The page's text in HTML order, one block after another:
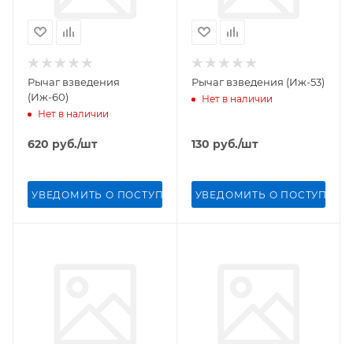
Рычаг взведения
(Иж-60)
Нет в наличии
620 руб./шт
УВЕДОМИТЬ О ПОСТУПЛЕНИИ
Рычаг взведения (Иж-53)
Нет в наличии
130 руб./шт
УВЕДОМИТЬ О